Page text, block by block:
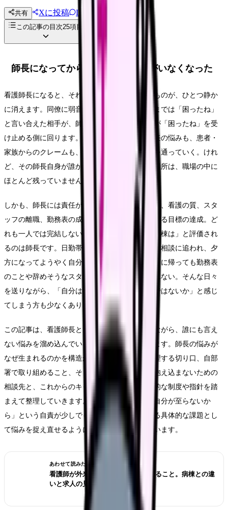
共有 Xに投稿 LINE
この記事の目次25項目
師長になってから、相談できる人がいなくなった
看護師長になると、それまで当たり前にあったものが、ひとつ静か
に消えます。同僚に弱音を吐く時間です。主任までは「困ったね」
と言い合えた相手が、師長になった途端、自分が「困ったね」を受
け止める側に回ります。スタッフの不満も、主任の悩みも、患者・
家族からのクレームも、すべて一度は師長の机を通っていく。けれ
ど、その師長自身が誰かに「困った」と言える場所は、職場の中に
ほとんど残っていません。
しかも、師長には責任が集中します。病棟の安全、看護の質、スタ
ッフの離職、勤務表の成立、看護部から下りてくる目標の達成。ど
れも一人では完結しないのに、最終的に「あの病棟は」と評価され
るのは師長です。日勤帯はスタッフや主任からの相談に追われ、夕
方になってようやく自分の事務仕事に向かい、家に帰っても勤務表
のことや辞めそうなスタッフのことが頭から離れない。そんな日々
を送りながら、「自分は師長に向いていないのではないか」と感じ
てしまう方も少なくありません。
この記事は、看護師長として責任と孤独を抱えながら、誰にも言え
ない悩みを溜め込んでいる方に向けて書いています。師長の悩みが
なぜ生まれるのかを構造から理解し、悩みを整理する切り口、自部
署で取り組めること、そして師長自身が一人で抱え込まないための
相談先と、これからのキャリアの考え方を、公的な制度や指針を踏
まえて整理していきます。読み終えたとき、「自分が至らないか
ら」という自責が少しでも軽くなり、対処できる具体的な課題とし
て悩みを捉え直せるようになることを目指しています。
あわせて読みたい
看護師が外来へ転職する前に確認すること。病棟との違
いと求人の見方